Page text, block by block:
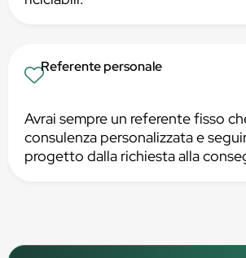
Referente personale
Avrai sempre un referente fisso
consulenza personalizzata e
progetto dalla richiesta alla